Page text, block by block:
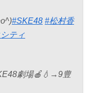
#SKE48 #松村香
ティ
劇場🍎💧→9豊